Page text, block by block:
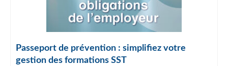
Passeport de prévention : simplifiez votre
gestion des formations SST